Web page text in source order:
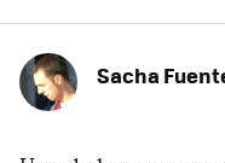
Sacha